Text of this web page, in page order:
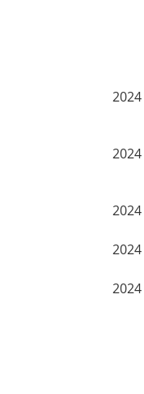
2024
2024
2024
2024
2024